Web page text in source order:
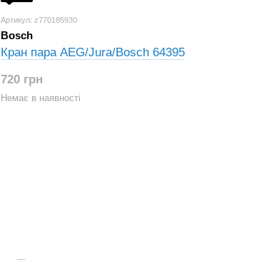
Артикул: z770185930
Bosch
Кран пара AEG/Jura/Bosch 64395
720 грн
Немає в наявності